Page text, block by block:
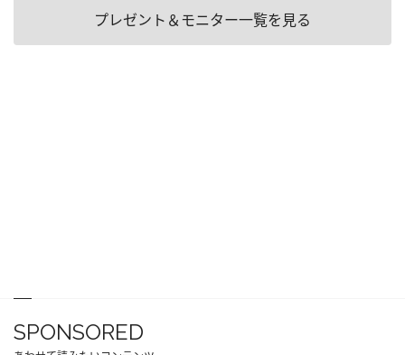
プレゼント＆モニター一覧を見る
SPONSORED